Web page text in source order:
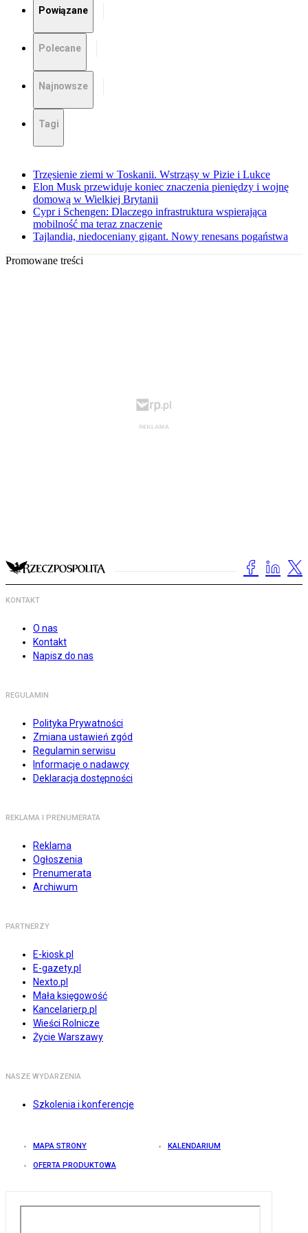
Powiązane
Polecane
Najnowsze
Tagi
Trzęsienie ziemi w Toskanii. Wstrząsy w Pizie i Lukce
Elon Musk przewiduje koniec znaczenia pieniędzy i wojnę
domową w Wielkiej Brytanii
Cypr i Schengen: Dlaczego infrastruktura wspierająca
mobilność ma teraz znaczenie
Tajlandia, niedoceniany gigant. Nowy renesans pogaństwa
Promowane treści
KONTAKT
O nas
Kontakt
Napisz do nas
REGULAMIN
Polityka Prywatności
Zmiana ustawień zgód
Regulamin serwisu
Informacje o nadawcy
Deklaracja dostępności
REKLAMA I PRENUMERATA
Reklama
Ogłoszenia
Prenumerata
Archiwum
PARTNERZY
E-kiosk.pl
E-gazety.pl
Nexto.pl
Mała księgowość
Kancelarierp.pl
Wieści Rolnicze
Życie Warszawy
NASZE WYDARZENIA
Szkolenia i konferencje
MAPA STRONY KALENDARIUM
OFERTA PRODUKTOWA